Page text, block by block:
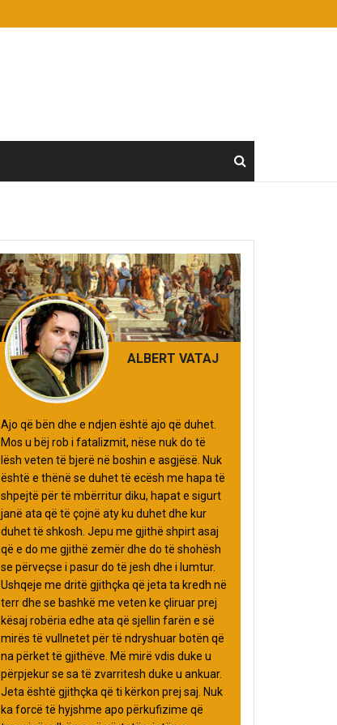
ALBERT VATAJ
Ajo që bën dhe e ndjen është ajo që duhet.
Mos u bëj rob i fatalizmit, nëse nuk do të
lësh veten të bjerë në boshin e asgjësë. Nuk
është e thënë se duhet të ecësh me hapa të
shpejtë për të mbërritur diku, hapat e sigurt
janë ata që të çojnë aty ku duhet dhe kur
duhet të shkosh. Jepu me gjithë shpirt asaj
që e do me gjithë zemër dhe do të shohësh
se përveçse i pasur do të jesh dhe i lumtur.
Ushqeje me dritë gjithçka që jeta ta kredh në
terr dhe se bashkë me veten ke çliruar prej
kësaj robëria edhe ata që sjellin farën e së
mirës të vullnetet për të ndryshuar botën që
na përket të gjithëve. Më mirë vdis duke u
përpjekur se sa të zvarritesh duke u ankuar.
Jeta është gjithçka që ti kërkon prej saj. Nuk
ka forcë të hyjshme apo përkufizime që